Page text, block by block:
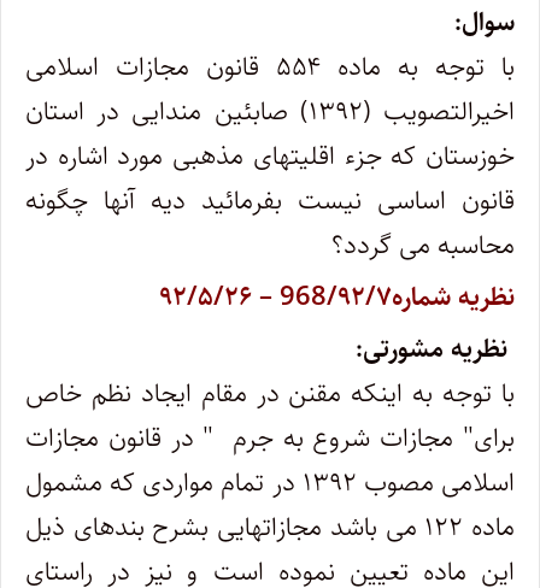
سوال:
با توجه به ماده ۵۵۴ قانون مجازات اسلامی
اخیرالتصویب (۱۳۹۲) صابئین مندایی در استان
خوزستان که جزء اقلیت­های مذهبی مورد اشاره در
قانون اساسی نیست بفرمائید دیه آنها چگونه
محاسبه می گردد؟
نظریه شماره968/۹۲/۷ – ۹۲/۵/۲۶
نظریه مشورتی:
با توجه به اینکه مقنن در مقام ایجاد نظم خاص
برای" مجازات شروع به جرم " در قانون مجازات
اسلامی مصوب ۱۳۹۲ در تمام مواردی که مشمول
ماده ۱۲۲ می باشد مجازاتهایی بشرح بندهای ذیل
این ماده تعیین نموده است و نیز در راستای